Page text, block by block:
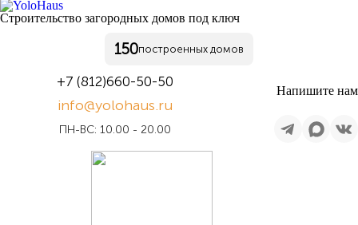
Строительство загородных домов под ключ
150построенных домов
+7 (812)660-50-50
info@yolohaus.ru
ПН-ВС: 10.00 - 20.00
Напишите нам